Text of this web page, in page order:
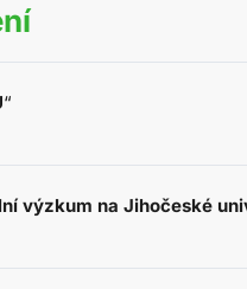
“
výzkum na Jihočeské